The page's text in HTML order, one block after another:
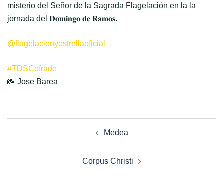
misterio del Señor de la Sagrada Flagelación en la la
jornada del 𝐃𝐨𝐦𝐢𝐧𝐠𝐨 𝐝𝐞 𝐑𝐚𝐦𝐨𝐬.
@flagelacionyestrellaoficial
#TDSCofrade
📸 Jose Barea
Medea
Corpus Christi